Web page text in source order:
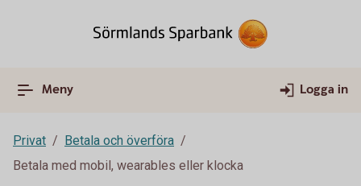
Meny Logga in
Privat
Betala och överföra
Betala med mobil, wearables eller klocka